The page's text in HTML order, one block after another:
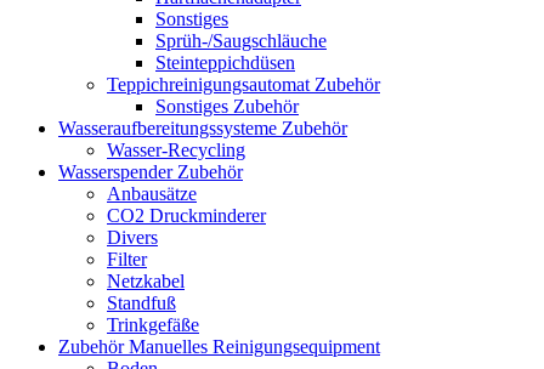
Sonstiges
Sprüh-/Saugschläuche
Steinteppichdüsen
Teppichreinigungsautomat Zubehör
Sonstiges Zubehör
Wasseraufbereitungssysteme Zubehör
Wasser-Recycling
Wasserspender Zubehör
Anbausätze
CO2 Druckminderer
Divers
Filter
Netzkabel
Standfuß
Trinkgefäße
Zubehör Manuelles Reinigungsequipment